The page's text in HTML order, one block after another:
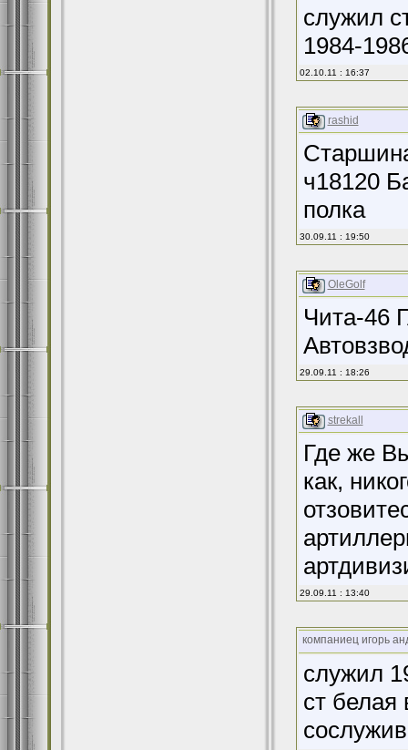
служил
1984-
02.10.11 : 16:37
rashid
ч18120
полка
30.09.11 : 19:50
OleGolf
Чита-46
29.09.11 : 18:26
strekall
Где же
как,
29.09.11 : 13:40
компаниец игорь
cлужил
ст белая